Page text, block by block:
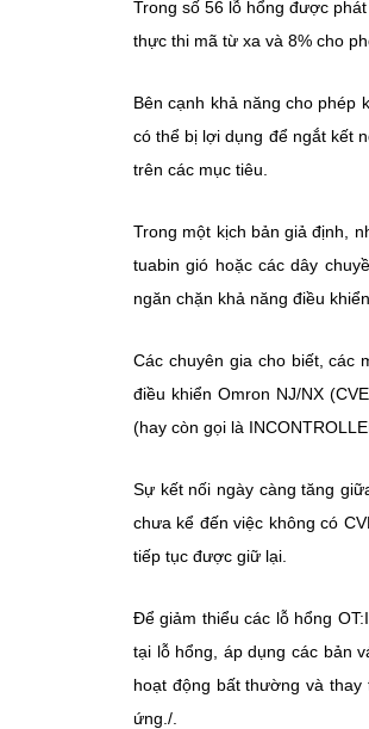
Trong số 56 lỗ hổng được
thực thi mã từ xa và 8% cho
Bên cạnh khả năng cho phép
có thể bị lợi dụng để ngắt kết
trên các mục tiêu.
Trong một kịch bản giả định,
tuabin gió hoặc các dây
ngăn chặn khả năng điều
Các chuyên gia cho biết, các
điều khiển Omron NJ/NX
(hay còn gọi là
Sự kết nối ngày càng tăng
chưa kể đến việc không có
tiếp tục được giữ lại.
Để giảm thiểu các lỗ hổng
tại lỗ hổng, áp dụng các bản
hoạt động bất thường và
ứng./.